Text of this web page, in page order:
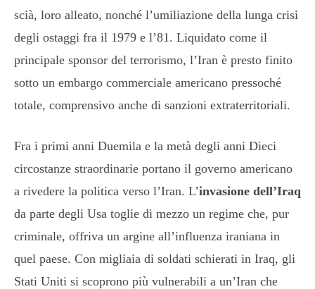
scià, loro alleato, nonché l’umiliazione della lunga crisi
degli ostaggi fra il 1979 e l’81. Liquidato come il
principale sponsor del terrorismo, l’Iran è presto finito
sotto un embargo commerciale americano pressoché
totale, comprensivo anche di sanzioni extraterritoriali.
Fra i primi anni Duemila e la metà degli anni Dieci
circostanze straordinarie portano il governo americano
a rivedere la politica verso l’Iran. L’invasione dell’Iraq
da parte degli Usa toglie di mezzo un regime che, pur
criminale, offriva un argine all’influenza iraniana in
quel paese. Con migliaia di soldati schierati in Iraq, gli
Stati Uniti si scoprono più vulnerabili a un’Iran che